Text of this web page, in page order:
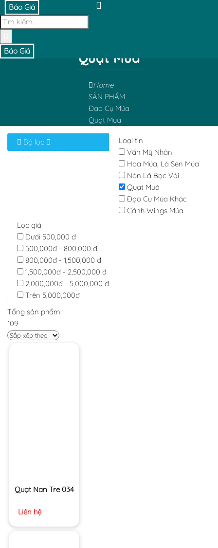
Báo Giá
Báo Giá Quạt Muá
Home
SẢN PHẨM
Đạo Cụ Múa
Quạt Muá
Bộ lọc
Loại tin
Vấn Mỹ Nhân
Hoa Múa, Lá Sen Múa
Nón Lá Bọc Vải
Quạt Muá
Đạo Cụ Múa Khác
Cánh Wings Múa
Lọc giá
Dưới 500,000 đ
500,000đ - 800,000 đ
800,000đ - 1,500,000 đ
1,500,000đ - 2,500,000 đ
2,000,000đ - 5,000,000 đ
Trên 5,000,000đ
Tổng sản phẩm:
109
Quạt Nan Tre 034
Liên hệ